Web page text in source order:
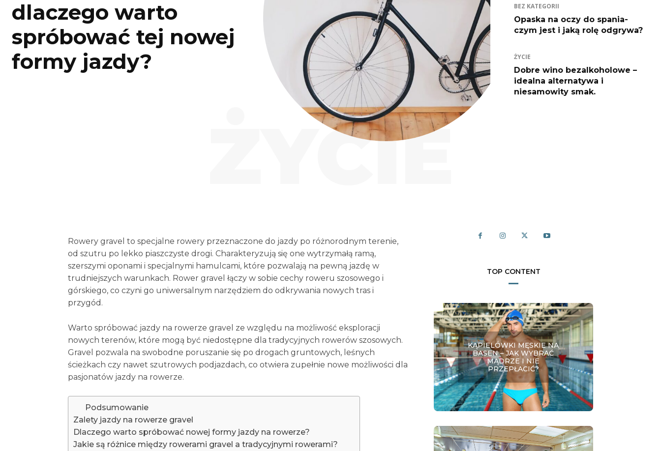
dlaczego warto
spróbować tej nowej
formy jazdy?
BEZ KATEGORII
Opaska na oczy do spania-
czym jest i jaką rolę odgrywa?
ŻYCIE
Dobre wino bezalkoholowe –
idealna alternatywa i
niesamowity smak.
ŻYCIE
Rowery gravel to specjalne rowery przeznaczone do jazdy po różnorodnym terenie,
od szutru po lekko piaszczyste drogi. Charakteryzują się one wytrzymałą ramą,
szerszymi oponami i specjalnymi hamulcami, które pozwalają na pewną jazdę w
trudniejszych warunkach. Rower gravel łączy w sobie cechy roweru szosowego i
górskiego, co czyni go uniwersalnym narzędziem do odkrywania nowych tras i
przygód.
Warto spróbować jazdy na rowerze gravel ze względu na możliwość eksploracji
nowych terenów, które mogą być niedostępne dla tradycyjnych rowerów szosowych.
Gravel pozwala na swobodne poruszanie się po drogach gruntowych, leśnych
ścieżkach czy nawet szutrowych podjazdach, co otwiera zupełnie nowe możliwości dla
pasjonatów jazdy na rowerze.
Podsumowanie
Zalety jazdy na rowerze gravel
Dlaczego warto spróbować nowej formy jazdy na rowerze?
Jakie są różnice między rowerami gravel a tradycyjnymi rowerami?
TOP CONTENT
KĄPIELÓWKI MĘSKIE NA
BASEN – JAK WYBRAĆ
MĄDRZE I NIE
PRZEPŁACIĆ?